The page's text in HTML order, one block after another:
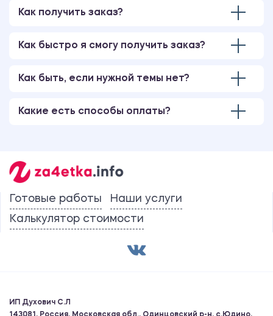
Как получить заказ?
Как быстро я смогу получить заказ?
Как быть, если нужной темы нет?
Какие есть способы оплаты?
Готовые работы
Наши услуги
Калькулятор стоимости
ИП Духович С.Л